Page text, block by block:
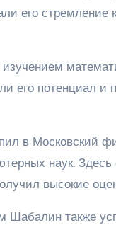
его
его потенциал
в Московский
наук. Здесь
высокие
Шабалин также